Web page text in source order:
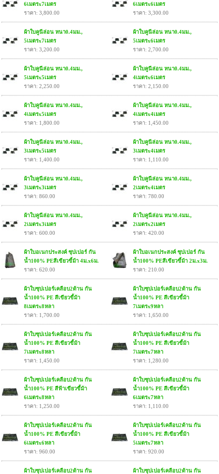
6เมตรx7เมตร
ราคา: 3,800.00
6เมตรx6เมตร
ราคา: 3,300.00
ผ้าใบคูนีล่อน หนา0.4มม.,
5เมตรx7เมตร
ราคา: 3,200.00
ผ้าใบคูนีล่อน หนา0.4มม.,
5เมตรx6เมตร
ราคา: 2,700.00
ผ้าใบคูนีล่อน หนา0.4มม.,
5เมตรx5เมตร
ราคา: 2,250.00
ผ้าใบคูนีล่อน หนา0.4มม.,
4เมตรx6เมตร
ราคา: 2,150.00
ผ้าใบคูนีล่อน หนา0.4มม.,
4เมตรx5เมตร
ราคา: 1,800.00
ผ้าใบคูนีล่อน หนา0.4มม.,
4เมตรx4เมตร
ราคา: 1,450.00
ผ้าใบคูนีล่อน หนา0.4มม.,
3เมตรx5เมตร
ราคา: 1,400.00
ผ้าใบคูนีล่อน หนา0.4มม.,
3เมตรx4เมตร
ราคา: 1,110.00
ผ้าใบคูนีล่อน หนา0.4มม.,
3เมตรx3เมตร
ราคา: 860.00
ผ้าใบคูนีล่อน หนา0.4มม.,
2เมตรx4เมตร
ราคา: 780.00
ผ้าใบคูนีล่อน หนา0.4มม.,
2เมตรx3เมตร
ราคา: 600.00
ผ้าใบคูนีล่อน หนา0.4มม.,
2เมตรx2เมตร
ราคา: 420.00
ผ้าใบอเนกประสงค์ ซุปเปอร์ กัน
น้ำ100% PEสีเขียวขี้ม้า 4ม.x6ม.
ราคา: 620.00
ผ้าใบอเนกประสงค์ ซุปเปอร์ กัน
น้ำ100% PEสีเขียวขี้ม้า 2ม.x3ม.
ราคา: 210.00
ผ้าใบซุปเปอร์เคลือบ2ด้าน กัน
น้ำ100% PE สีเขียวขี้ม้า
8เมตรx8หลา
ราคา: 1,700.00
ผ้าใบซุปเปอร์เคลือบ2ด้าน กัน
น้ำ100% PE สีเขียวขี้ม้า
7เมตรx9หลา
ราคา: 1,650.00
ผ้าใบซุปเปอร์เคลือบ2ด้าน กัน
น้ำ100% PE สีเขียวขี้ม้า
7เมตรx8หลา
ราคา: 1,450.00
ผ้าใบซุปเปอร์เคลือบ2ด้าน กัน
น้ำ100% PE สีเขียวขี้ม้า
7เมตรx7หลา
ราคา: 1,280.00
ผ้าใบซุปเปอร์เคลือบ2ด้าน กัน
น้ำ100% PE สีฟ้าเขียวขี้ม้า
6เมตรx8หลา
ราคา: 1,250.00
ผ้าใบซุปเปอร์เคลือบ2ด้าน กัน
น้ำ100% PE สีเขียวขี้ม้า
6เมตรx7หลา
ราคา: 1,110.00
ผ้าใบซุปเปอร์เคลือบ2ด้าน กัน
น้ำ100% PE สีเขียวขี้ม้า
6เมตรx6หลา
ราคา: 960.00
ผ้าใบซุปเปอร์เคลือบ2ด้าน กัน
น้ำ100% PE สีเขียวขี้ม้า
5เมตรx7หลา
ราคา: 920.00
ผ้าใบซุปเปอร์เคลือบ2ด้าน กัน
ผ้าใบซุปเปอร์เคลือบ2ด้าน กัน